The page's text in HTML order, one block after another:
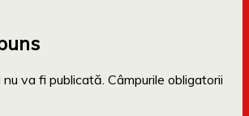
va fi publicată. Câmpurile obligatorii